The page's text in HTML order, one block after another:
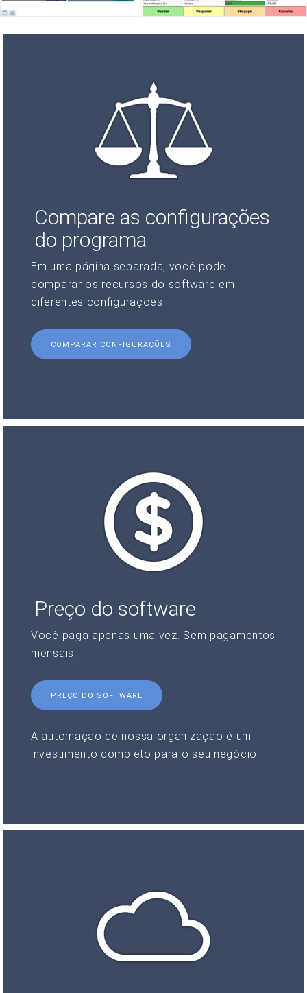
Compare as configurações
do programa
Em uma página separada, você pode
comparar os recursos do software em
diferentes configurações.
COMPARAR CONFIGURAÇÕES
Preço do software
Você paga apenas uma vez. Sem pagamentos
mensais!
PREÇO DO SOFTWARE
A automação de nossa organização é um
investimento completo para o seu negócio!